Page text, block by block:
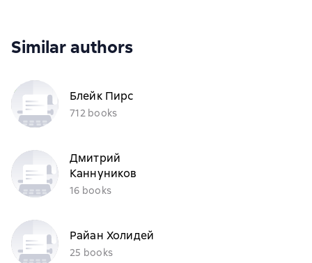
Similar authors
Блейк Пирс
712 books
Дмитрий
Каннуников
16 books
Райан Холидей
25 books